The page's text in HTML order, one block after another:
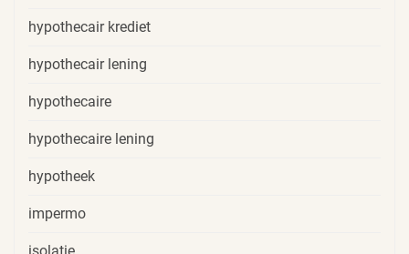
hypothecair krediet
hypothecair lening
hypothecaire
hypothecaire lening
hypotheek
impermo